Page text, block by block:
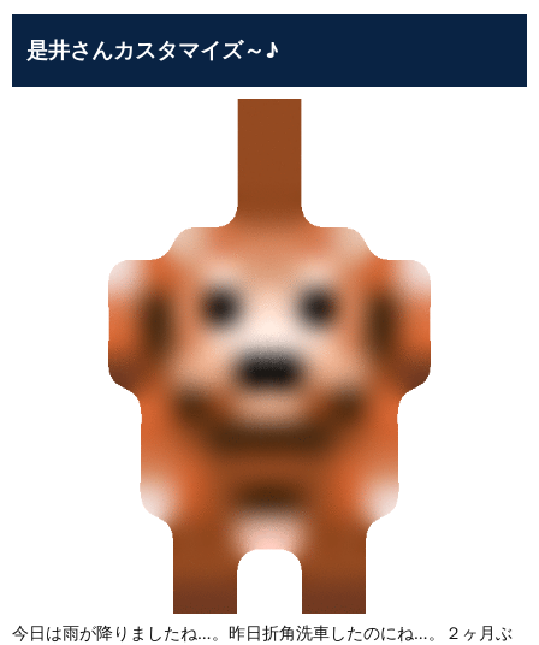
是井さんカスタマイズ～♪
今日は雨が降りましたね…。昨日折角洗車したのにね…。２ヶ月ぶ